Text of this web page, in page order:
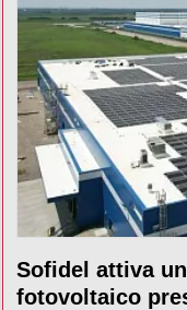
Sofidel attiva
fotovoltaico